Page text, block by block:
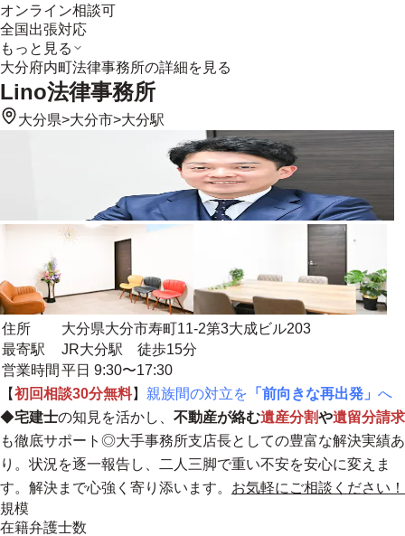
オンライン相談可
全国出張対応
もっと見る
大分府内町法律事務所の詳細を見る
Lino法律事務所
大分県>大分市>大分駅
住所
大分県大分市寿町11-2第3大成ビル203
最寄駅
JR大分駅 徒歩15分
営業時間 平日 9:30〜17:30
【初回相談30分無料】 親族間の対立を 「前向きな再出発」 へ
◆宅建士の知見を活かし、 不動産が絡む遺産分割や遺留分請求
も徹底サポート◎大手事務所支店長としての豊富な解決実績あ
り。状況を逐一報告し、二人三脚で重い不安を安心に変えま
す。 解決まで心強く寄り添います。 お気軽にご相談ください！
規模
在籍弁護士数